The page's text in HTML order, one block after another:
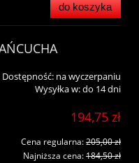
do koszyka
Dostępność: na wyczerpaniu
Wysyłka w:do 14 dni
194,75 zł
Cena regularna:205,00 zł
Najniższa cena:184,50 zł